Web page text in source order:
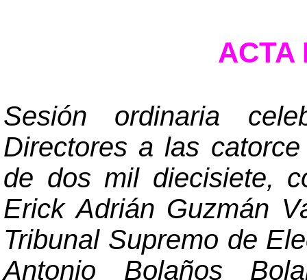
ACTA
Sesión ordinaria
Directores a las
de dos mil diecisiete,
Erick Adrián Guzmán
Tribunal Supremo de
Antonio Bolaños